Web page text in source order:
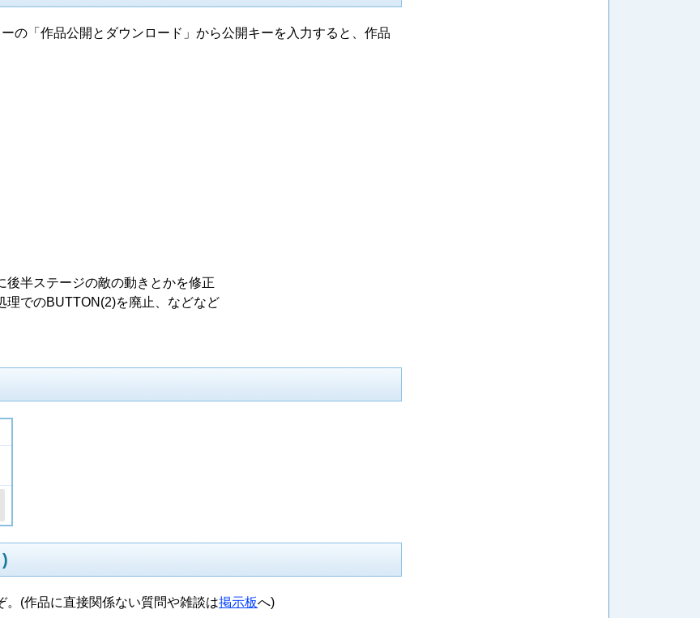
の「作品公開とダウンロード」から公開キーを入力すると、作品
後半ステージの敵の動きとかを修正
理でのBUTTON(2)を廃止、などなど
。(作品に直接関係ない質問や雑談は掲示板へ)